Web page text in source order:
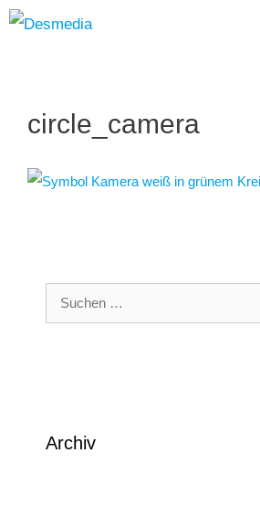
springencircle_camera
Suchen
nach:
Archiv